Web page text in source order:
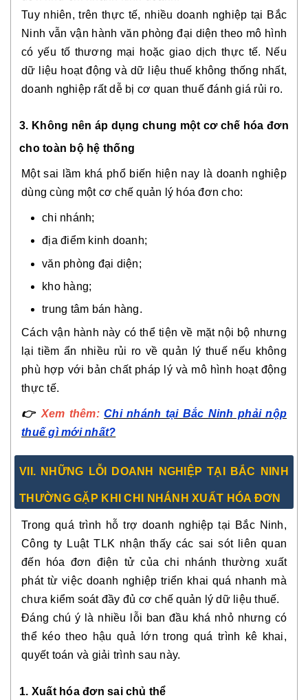
Tuy nhiên, trên thực tế, nhiều doanh nghiệp tại Bắc
Ninh vẫn vận hành văn phòng đại diện theo mô hình
có yếu tố thương mại hoặc giao dịch thực tế. Nếu
dữ liệu hoạt động và dữ liệu thuế không thống nhất,
doanh nghiệp rất dễ bị cơ quan thuế đánh giá rủi ro.
3. Không nên áp dụng chung một cơ chế hóa đơn
cho toàn bộ hệ thống
Một sai lầm khá phổ biến hiện nay là doanh nghiệp
dùng cùng một cơ chế quản lý hóa đơn cho:
chi nhánh;
địa điểm kinh doanh;
văn phòng đại diện;
kho hàng;
trung tâm bán hàng.
Cách vận hành này có thể tiện về mặt nội bộ nhưng
lại tiềm ẩn nhiều rủi ro về quản lý thuế nếu không
phù hợp với bản chất pháp lý và mô hình hoạt động
thực tế.
👉 Xem thêm:Chi nhánh tại Bắc Ninh phải nộp
thuế gì mới nhất?
VII. NHỮNG LỖI DOANH NGHIỆP TẠI BẮC NINH
THƯỜNG GẶP KHI CHI NHÁNH XUẤT HÓA ĐƠN
Trong quá trình hỗ trợ doanh nghiệp tại Bắc Ninh,
Công ty Luật TLK nhận thấy các sai sót liên quan
đến hóa đơn điện tử của chi nhánh thường xuất
phát từ việc doanh nghiệp triển khai quá nhanh mà
chưa kiểm soát đầy đủ cơ chế quản lý dữ liệu thuế.
Đáng chú ý là nhiều lỗi ban đầu khá nhỏ nhưng có
thể kéo theo hậu quả lớn trong quá trình kê khai,
quyết toán và giải trình sau này.
1. Xuất hóa đơn sai chủ thể